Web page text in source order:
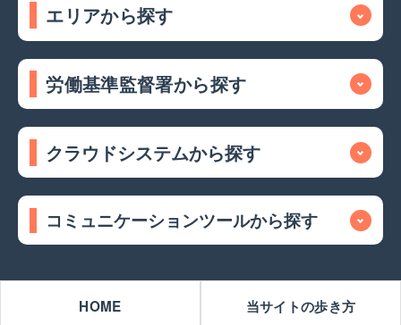
エリアから探す
労働基準監督署から探す
クラウドシステムから探す
コミュニケーションツールから探す
HOME 当サイトの歩き方